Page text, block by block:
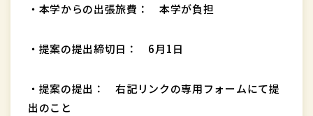
・本学からの出張旅費： 本学が負担
・提案の提出締切日： 6月1日
・提案の提出： 右記リンクの専用フォームにて提
出のこと